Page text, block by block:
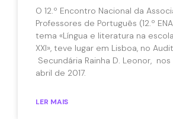
O 12.º Encontro Nacional da
Professores de Português (12.º
tema «Língua e literatura na
XXI», teve lugar em Lisboa, no
Secundária Rainha D. Leonor, nos
abril de 2017.
LER MAIS